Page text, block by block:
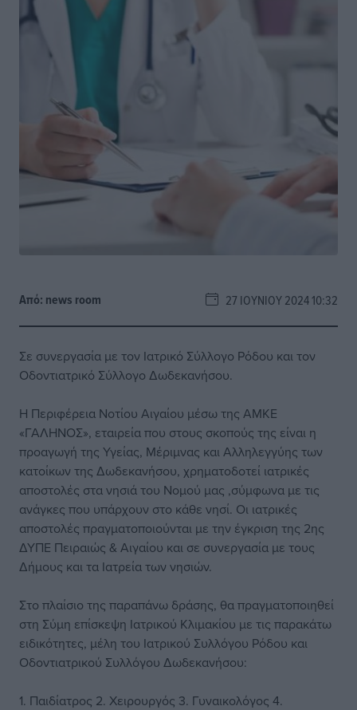
Από: news room 27 ΙΟΥΝΊΟΥ 2024 10:32
Σε συνεργασία με τον Ιατρικό Σύλλογο Ρόδου και τον
Οδοντιατρικό Σύλλογο Δωδεκανήσου.
Η Περιφέρεια Νοτίου Αιγαίου μέσω της ΑΜΚΕ
«ΓΑΛΗΝΟΣ», εταιρεία που στους σκοπούς της είναι η
προαγωγή της Υγείας, Μέριμνας και Αλληλεγγύης των
κατοίκων της Δωδεκανήσου, χρηματοδοτεί ιατρικές
αποστολές στα νησιά του Νομού μας ,σύμφωνα με τις
ανάγκες που υπάρχουν στο κάθε νησί. Οι ιατρικές
αποστολές πραγματοποιούνται με την έγκριση της 2ης
ΔΥΠΕ Πειραιώς & Αιγαίου και σε συνεργασία με τους
Δήμους και τα Ιατρεία των νησιών.
Στο πλαίσιο της παραπάνω δράσης, θα πραγματοποιηθεί
στη Σύμη επίσκεψη Ιατρικού Κλιμακίου με τις παρακάτω
ειδικότητες, μέλη του Ιατρικού Συλλόγου Ρόδου και
Οδοντιατρικού Συλλόγου Δωδεκανήσου:
1. Παιδίατρος 2. Χειρουργός 3. Γυναικολόγος 4.